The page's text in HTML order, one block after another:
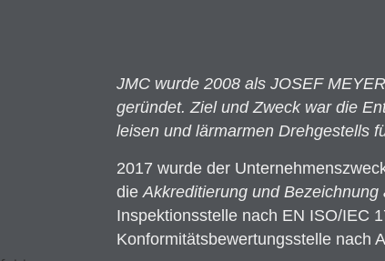
JMC wurde 2008 als JOSEF
geründet. Ziel und Zweck war die
leisen und lärmarmen Drehgestells
2017 wurde der
die Akkreditierung und Bezeichnung
Inspektionsstelle nach EN ISO/IEC
Konformitätsbewertungsstelle nach